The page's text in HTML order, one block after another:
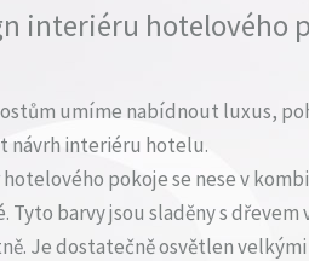
interiéru hotelového
umíme nabídnout luxus,
návrh interiéru hotelu.
pokoje se nese v
Tyto barvy jsou sladěny s
Je dostatečně osvětlen